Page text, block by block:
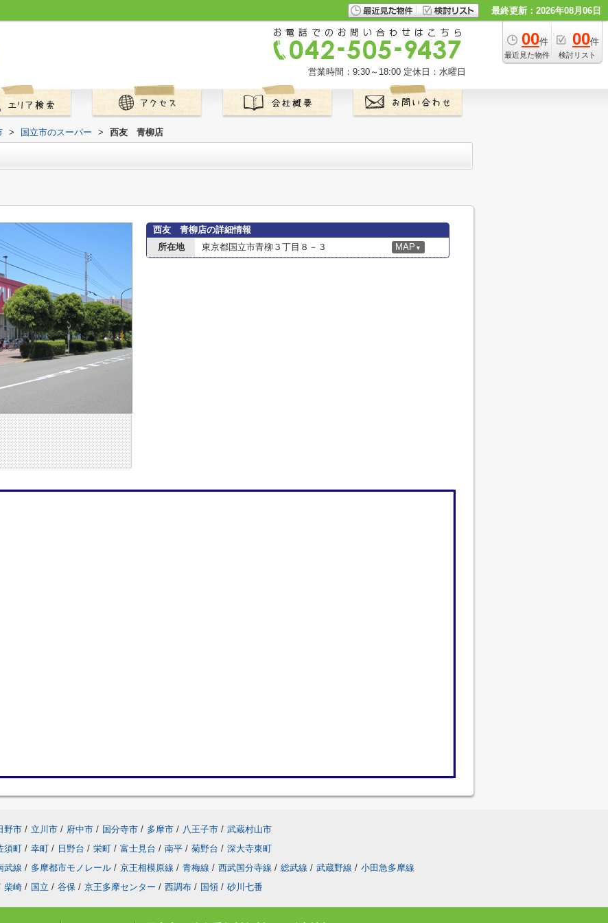
最終更新：2026年08月06日
00件
最近見た物件
00件
検討リスト
営業時間：9:30～18:00 定休日：水曜日
> 国立市のスーパー > 西友 青柳店
西友 青柳店の詳細情報
所在地
東京都国立市青柳３丁目８－３ MAP ▼
野市 / 立川市 / 府中市 / 国分寺市 / 多摩市 / 八王子市 / 武蔵村山市
須町 / 幸町 / 日野台 / 栄町 / 富士見台 / 南平 / 菊野台 / 深大寺東町
武線 / 多摩都市モノレール / 京王相模原線 / 青梅線 / 西武国分寺線 / 総武線 / 武蔵野線 / 小田急多摩線
柴崎 / 国立 / 谷保 / 京王多摩センター / 西調布 / 国領 / 砂川七番